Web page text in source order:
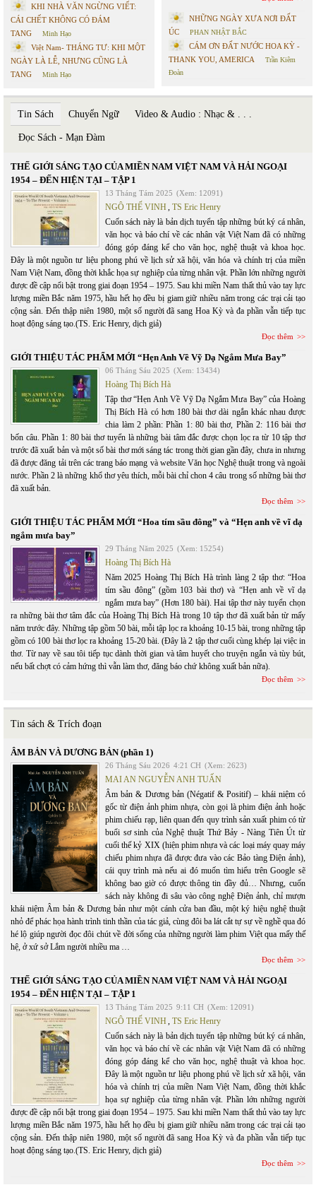
KHI NHÀ VĂN NGỪNG VIẾT:
CÁI CHẾT KHÔNG CÓ ĐÁM
TANG
Minh Hạo
Việt Nam- THÁNG TƯ: KHI MỘT
NGÀY LÀ LỄ, NHƯNG CŨNG LÀ
TANG
Minh Hạo
NHỮNG NGÀY XƯA NƠI ĐẤT
ÚC
PHAN NHẬT BẮC
CÁM ƠN ĐẤT NƯỚC HOA KỲ -
THANK YOU, AMERICA
Trần Kiêm
Đoàn
Tin Sách Chuyển Ngữ Video & Audio : Nhạc & . . .
Đọc Sách - Mạn Đàm
THẾ GIỚI SÁNG TẠO CỦA MIỀN NAM VIỆT NAM VÀ HẢI NGOẠI
1954 – ĐẾN HIỆN TẠI – TẬP 1
13 Tháng Tám 2025 (Xem: 12091)
NGÔ THẾ VINH, TS Eric Henry
Cuốn sách này là bản dịch tuyển tập những bút ký cá nhân,
văn học và báo chí về các nhân vật Việt Nam đã có những
đóng góp đáng kể cho văn học, nghệ thuật và khoa học.
Đây là một nguồn tư liệu phong phú về lịch sử xã hội, văn hóa và chính trị của miền
Nam Việt Nam, đồng thời khắc họa sự nghiệp của từng nhân vật. Phần lớn những người
được đề cập nổi bật trong giai đoạn 1954 – 1975. Sau khi miền Nam thất thủ vào tay lực
lượng miền Bắc năm 1975, hầu hết họ đều bị giam giữ nhiều năm trong các trại cải tạo
cộng sản. Đến thập niên 1980, một số người đã sang Hoa Kỳ và đa phần vẫn tiếp tục
hoạt động sáng tạo.(TS. Eric Henry, dịch giả)
Đọc thêm
GIỚI THIỆU TÁC PHẨM MỚI “Hẹn Anh Về Vỹ Dạ Ngắm Mưa Bay”
06 Tháng Sáu 2025 (Xem: 13434)
Hoàng Thị Bích Hà
Tập thơ “Hẹn Anh Về Vỹ Dạ Ngắm Mưa Bay” của Hoàng
Thị Bích Hà có hơn 180 bài thơ dài ngắn khác nhau được
chia làm 2 phần: Phần 1: 80 bài thơ, Phần 2: 116 bài thơ
bốn câu. Phần 1: 80 bài thơ tuyển là những bài tâm đắc được chọn lọc ra từ 10 tập thơ
trước đã xuất bản và một số bài thơ mới sáng tác trong thời gian gần đây, chưa in nhưng
đã được đăng tải trên các trang báo mạng và website Văn học Nghệ thuật trong và ngoài
nước. Phần 2 là những khổ thơ yêu thích, mỗi bài chỉ chon 4 câu trong số những bài thơ
đã xuất bản.
Đọc thêm
GIỚI THIỆU TÁC PHẨM MỚI “Hoa tím sầu đông” và “Hẹn anh về vĩ dạ
ngắm mưa bay”
29 Tháng Năm 2025 (Xem: 15254)
Hoàng Thị Bích Hà
Năm 2025 Hoàng Thị Bích Hà trình làng 2 tập thơ: “Hoa
tím sầu đông” (gồm 103 bài thơ) và “Hẹn anh về vĩ dạ
ngắm mưa bay” (Hơn 180 bài). Hai tập thơ này tuyển chọn
ra những bài thơ tâm đắc của Hoàng Thị Bích Hà trong 10 tập thơ đã xuất bản từ mấy
năm trước đây. Những tập gồm 50 bài, mỗi tập lọc ra khoảng 10-15 bài, trong những tập
gồm có 100 bài thơ lọc ra khoảng 15-20 bài. (Đây là 2 tập thơ cuối cùng khép lại việc in
thơ. Từ nay về sau tôi tiếp tục dành thời gian và tâm huyết cho truyện ngắn và tùy bút,
nếu bất chợt có cảm hứng thì vẫn làm thơ, đăng báo chứ không xuất bản nữa).
Đọc thêm
Tin sách & Trích đoạn
ÂM BẢN VÀ DƯƠNG BẢN (phần 1)
26 Tháng Sáu 2026 4:21 CH (Xem: 2623)
MAI AN NGUYỄN ANH TUẤN
Âm bản & Dương bản (Négatif & Positif) – khái niệm có
gốc từ điện ảnh phim nhựa, còn gọi là phim điện ảnh hoặc
phim chiếu rạp, liên quan đến quy trình sản xuất phim có từ
buổi sơ sinh của Nghệ thuật Thứ Bảy - Nàng Tiên Út từ
cuối thế kỷ XIX (hiện phim nhựa và các loại máy quay máy
chiếu phim nhựa đã được đưa vào các Bảo tàng Điện ảnh),
cái quy trình mà nếu ai đó muốn tìm hiểu trên Google sẽ
không bao giờ có được thông tin đầy đủ… Nhưng, cuốn
sách này không đi sâu vào công nghệ Điện ảnh, chỉ mượn
khái niệm Âm bản & Dương bản như một cánh cửa ban đầu, một ký hiệu nghệ thuật
nhỏ để phác họa hành trình tinh thần của tác giả, cùng đôi ba lát cắt tự sự về nghề qua đó
hé lộ giúp người đọc đôi chút về đời sống của những người làm phim Việt qua mấy thế
hệ, ở xứ sở Lắm người nhiều ma …
Đọc thêm
THẾ GIỚI SÁNG TẠO CỦA MIỀN NAM VIỆT NAM VÀ HẢI NGOẠI
1954 – ĐẾN HIỆN TẠI – TẬP 1
13 Tháng Tám 2025 9:11 CH (Xem: 12091)
NGÔ THẾ VINH, TS Eric Henry
Cuốn sách này là bản dịch tuyển tập những bút ký cá nhân,
văn học và báo chí về các nhân vật Việt Nam đã có những
đóng góp đáng kể cho văn học, nghệ thuật và khoa học.
Đây là một nguồn tư liệu phong phú về lịch sử xã hội, văn
hóa và chính trị của miền Nam Việt Nam, đồng thời khắc
họa sự nghiệp của từng nhân vật. Phần lớn những người
được đề cập nổi bật trong giai đoạn 1954 – 1975. Sau khi miền Nam thất thủ vào tay lực
lượng miền Bắc năm 1975, hầu hết họ đều bị giam giữ nhiều năm trong các trại cải tạo
cộng sản. Đến thập niên 1980, một số người đã sang Hoa Kỳ và đa phần vẫn tiếp tục
hoạt động sáng tạo.(TS. Eric Henry, dịch giả)
Đọc thêm